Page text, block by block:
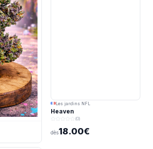
Les jardins NFL
Heaven
(0)
dès18.00€